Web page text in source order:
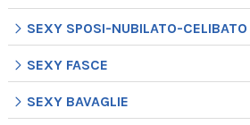
SEXY SPOSI-NUBILATO-CELIBATO
SEXY FASCE
SEXY BAVAGLIE